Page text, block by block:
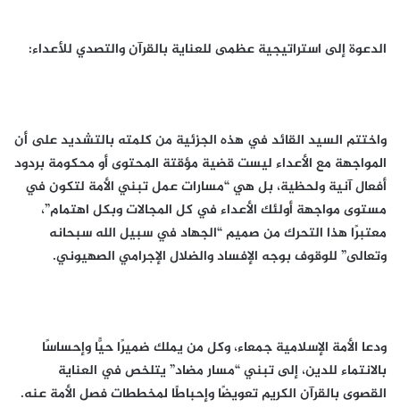
الدعوة إلى استراتيجية عظمى للعناية بالقرآن والتصدي للأعداء:
واختتم السيد القائد في هذه الجزئية من كلمته بالتشديد على أن
المواجهة مع الأعداء ليست قضية مؤقتة المحتوى أو محكومة بردود
أفعال آنية ولحظية، بل هي “مسارات عمل تبني الأمة لتكون في
مستوى مواجهة أولئك الأعداء في كل المجالات وبكل اهتمام”،
معتبرًا هذا التحرك من صميم “الجهاد في سبيل الله سبحانه
وتعالى” للوقوف بوجه الإفساد والضلال الإجرامي الصهيوني.
ودعا الأمة الإسلامية جمعاء، وكل من يملك ضميرًا حيًّا وإحساسًا
بالانتماء للدين، إلى تبني “مسار مضاد” يتلخص في العناية
القصوى بالقرآن الكريم تعويضًا وإحباطًا لمخططات فصل الأمة عنه.